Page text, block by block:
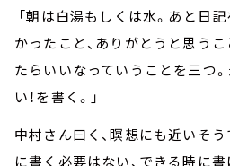
「朝は白湯もしくは水。あと日
かったこと、ありがとうと思う
たらいいなっていうことを三つ
い！を書く。」
中村さん曰く、瞑想にも近いそ
に書く必要はない、できる時に書